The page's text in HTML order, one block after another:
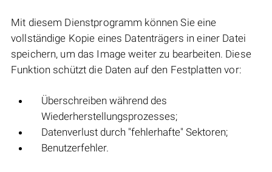
Mit diesem Dienstprogramm können Sie eine
vollständige Kopie eines Datenträgers in einer Datei
speichern, um das Image weiter zu bearbeiten. Diese
Funktion schützt die Daten auf den Festplatten vor:
Überschreiben während des
Wiederherstellungsprozesses;
Datenverlust durch "fehlerhafte" Sektoren;
Benutzerfehler.